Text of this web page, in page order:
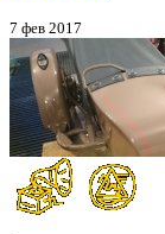
7 фев 2017